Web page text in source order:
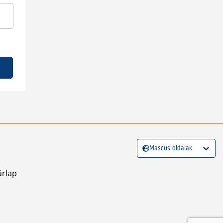
Mascus oldalak